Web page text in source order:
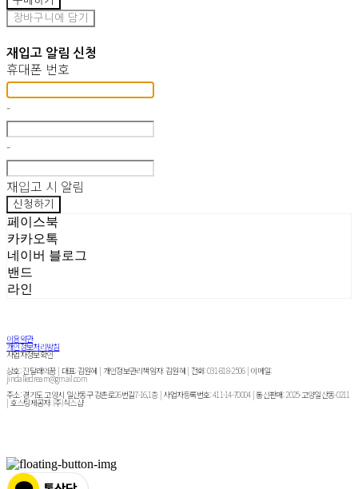
장바구니에 담기
재입고 알림 신청
휴대폰 번호
-
-
재입고 시 알림
신청하기
페이스북
카카오톡
네이버 블로그
밴드
라인
이용약관
개인정보처리방침
사업자정보확인
상호: 진달래의꿈 | 대표: 김원혜 | 개인정보관리책임자: 김원혜 | 전화: 031-818-2506 | 이메일:
jindalledream@gmail.com
주소: 경기도 고양시 일산동구 강촌로26번길7-16,1층 | 사업자등록번호:411-14-70004| 통신판매:2025-고양일산동-0211
| 호스팅제공자: (주)식스샵